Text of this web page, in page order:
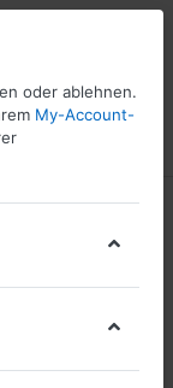
1
oder ablehnen.
My-Account-